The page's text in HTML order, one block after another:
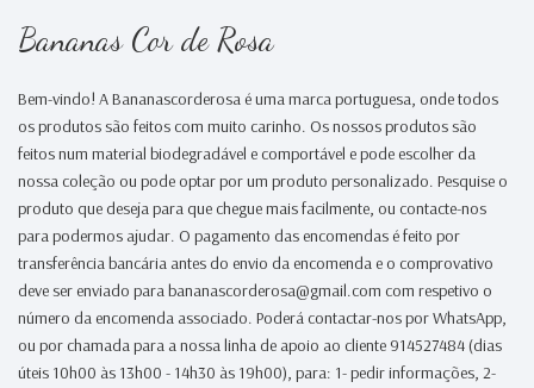
Bananas Cor de Rosa
Bem-vindo! A Bananascorderosa é uma marca portuguesa, onde todos
os produtos são feitos com muito carinho. Os nossos produtos são
feitos num material biodegradável e comportável e pode escolher da
nossa coleção ou pode optar por um produto personalizado. Pesquise o
produto que deseja para que chegue mais facilmente, ou contacte-nos
para podermos ajudar. O pagamento das encomendas é feito por
transferência bancária antes do envio da encomenda e o comprovativo
deve ser enviado para bananascorderosa@gmail.com com respetivo o
número da encomenda associado. Poderá contactar-nos por WhatsApp,
ou por chamada para a nossa linha de apoio ao cliente 914527484 (dias
úteis 10h00 às 13h00 - 14h30 às 19h00), para: 1- pedir informações, 2-